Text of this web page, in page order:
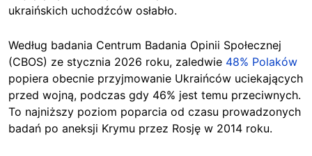
ukraińskich uchodźców osłabło.
Według badania Centrum Badania Opinii Społecznej
(CBOS) ze stycznia 2026 roku, zaledwie 48% Polaków
popiera obecnie przyjmowanie Ukraińców uciekających
przed wojną, podczas gdy 46% jest temu przeciwnych.
To najniższy poziom poparcia od czasu prowadzonych
badań po aneksji Krymu przez Rosję w 2014 roku.